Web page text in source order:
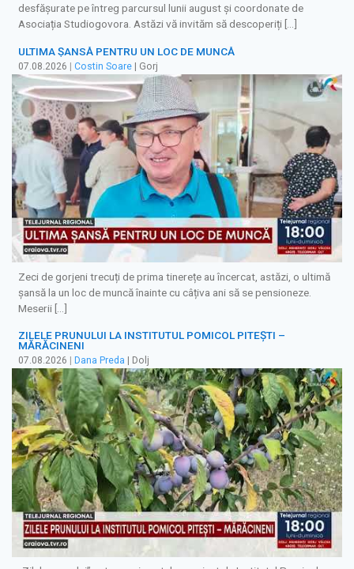
desfășurate pe întreg parcursul lunii august și coordonate de
Asociația Studiogovora. Astăzi vă invităm să descoperiți […]
ULTIMA ȘANSĂ PENTRU UN LOC DE MUNCĂ
07.08.2026 Costin Soare | Gorj
Zeci de gorjeni trecuți de prima tinerețe au încercat, astăzi, o ultimă
șansă la un loc de muncă înainte cu câțiva ani să se pensioneze.
Meserii […]
ZILELE PRUNULUI LA INSTITUTUL POMICOL PITEȘTI –
MĂRĂCINENI
07.08.2026 Dana Preda | Dolj